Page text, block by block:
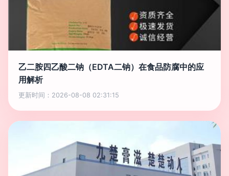
乙二胺四乙酸二钠（EDTA二钠）在食品防腐中的应
用解析
更新时间：2026-08-08 02:31:15